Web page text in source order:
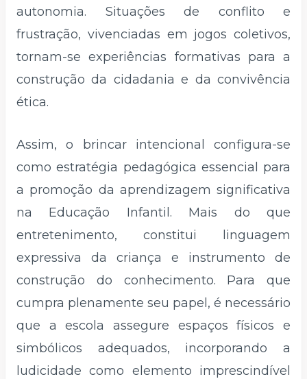
autonomia. Situações de conflito e
frustração, vivenciadas em jogos coletivos,
tornam-se experiências formativas para a
construção da cidadania e da convivência
ética.
Assim, o brincar intencional configura-se
como estratégia pedagógica essencial para
a promoção da aprendizagem significativa
na Educação Infantil. Mais do que
entretenimento, constitui linguagem
expressiva da criança e instrumento de
construção do conhecimento. Para que
cumpra plenamente seu papel, é necessário
que a escola assegure espaços físicos e
simbólicos adequados, incorporando a
ludicidade como elemento imprescindível